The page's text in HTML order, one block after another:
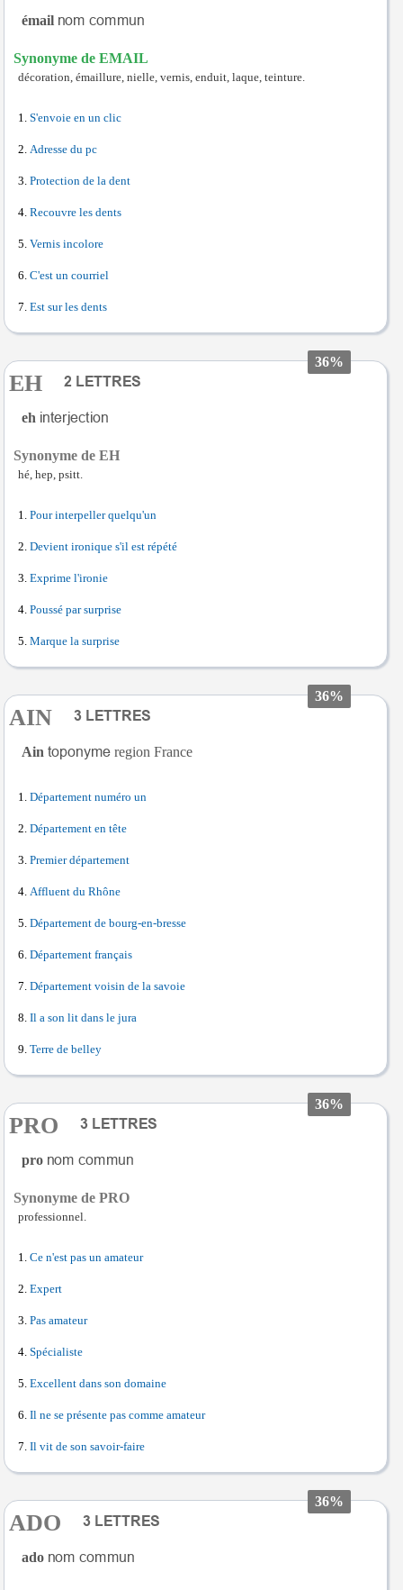
émail
Synonyme de EMAIL
décoration, émaillure, nielle, vernis, enduit, laque, teinture.
S'envoie en un clic
Adresse du pc
Protection de la dent
Recouvre les dents
Vernis incolore
C'est un courriel
Est sur les dents
36%
EH
eh
Synonyme de EH
hé, hep, psitt.
Pour interpeller quelqu'un
Devient ironique s'il est répété
Exprime l'ironie
Poussé par surprise
Marque la surprise
36%
AIN
Ain region France
Département numéro un
Département en tête
Premier département
Affluent du Rhône
Département de bourg-en-bresse
Département français
Département voisin de la savoie
Il a son lit dans le jura
Terre de belley
36%
PRO
pro
Synonyme de PRO
professionnel.
Ce n'est pas un amateur
Expert
Pas amateur
Spécialiste
Excellent dans son domaine
Il ne se présente pas comme amateur
Il vit de son savoir-faire
36%
ADO
ado